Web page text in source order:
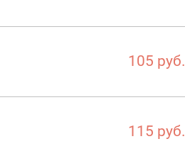
105 руб.
115 руб.